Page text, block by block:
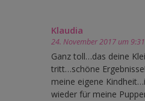
Klaudia
24. November 2017 um
Ganz toll…das deine
tritt…schöne
meine eigene
wieder für meine